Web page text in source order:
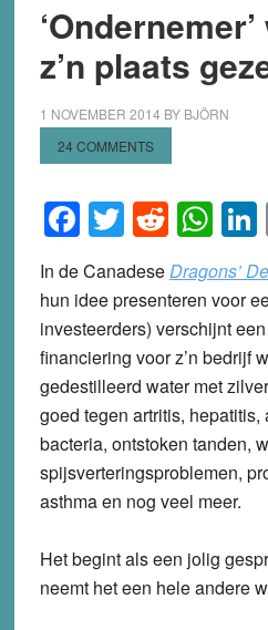
z’n plaats
1 NOVEMBER 2014 BY BJÖRN
24 COMMENTS
Facebook
Twitter
In de CanadeseDragons’
hun idee presenteren voor
investeerders) verschijnt
financiering voor z’n bedrijf
gedestilleerd water met
goed tegen artritis,
bacteria, ontstoken tanden,
spijsverteringsproblemen,
asthma en nog veel meer.
Het begint als een jolig
neemt het een hele andere